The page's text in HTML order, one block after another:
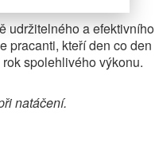
udržitelného a efektivního
pracanti, kteří den co den
spolehlivého výkonu.
natáčení.